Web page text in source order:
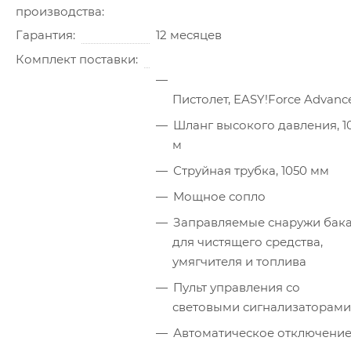
производства
Гарантия
12 месяцев
Комплект поставки
Пистолет, EASY!Force
Шланг высокого давления,
м
Струйная трубка, 1050 мм
Мощное сопло
Заправляемые снаружи
для чистящего средства,
умягчителя и топлива
Пульт управления со
световыми сигнализаторами
Автоматическое отключение